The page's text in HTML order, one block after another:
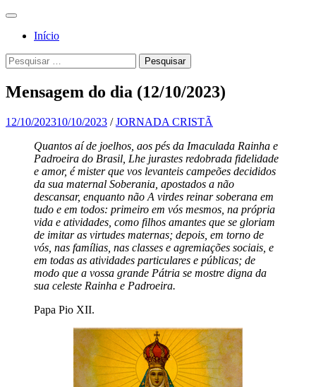
Jornada
Cristã
Para a
Deus, em
comunhão
Santa
Igreja
Católica
Apostólica
Romana
Menu
Início
Pesquisa
Pesquisar
por:
Mensagem do dia (12/10/2023)
12/10/202310/10/2023 /JORNADA CRISTÃ
Quantos aí de joelhos, aos pés da Imaculada Rainha e
Padroeira do Brasil, Lhe jurastes redobrada fidelidade
e amor, é mister que vos levanteis campeões decididos
da sua maternal Soberania, apostados a não
descansar, enquanto não A virdes reinar soberana em
tudo e em todos: primeiro em vós mesmos, na própria
vida e atividades, como filhos amantes que se gloriam
de imitar as virtudes maternas; depois, em torno de
vós, nas famílias, nas classes e agremiações sociais, e
em todas as atividades particulares e públicas; de
modo que a vossa grande Pátria se mostre digna da
sua celeste Rainha e Padroeira.
Papa Pio XII.